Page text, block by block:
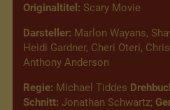
Originaltitel: Scary Movie
Darsteller: Marlon Wayans,
Heidi Gardner, Cheri Oteri,
Anthony Anderson
Regie: Michael Tiddes
Schnitt: Jonathan Schwartz;